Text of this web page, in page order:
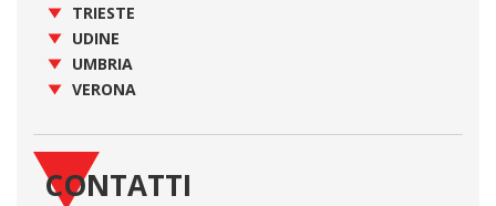
TRIESTE
UDINE
UMBRIA
VERONA
CONTATTI